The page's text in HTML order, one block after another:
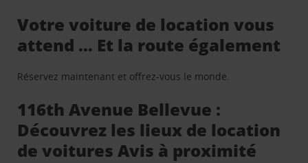
Votre voiture de location vous
attend … Et la route également
Réservez maintenant et offrez-vous le monde.
116th Avenue Bellevue :
Découvrez les lieux de location
de voitures Avis à proximité